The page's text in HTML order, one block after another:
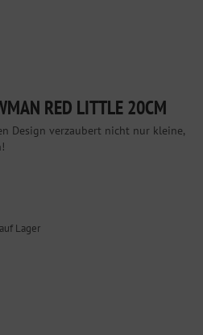
RED LITTLE 20CM
Design verzaubert nicht nur kleine,
Lager